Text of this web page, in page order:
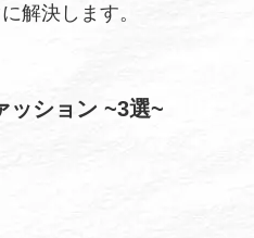
解決します。
ッション ~3選~